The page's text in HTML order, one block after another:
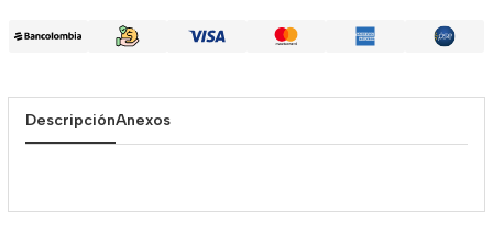
DescripciónAnexos